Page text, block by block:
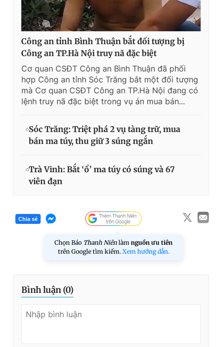
Công an tỉnh Bình Thuận bắt đối tượng bị
Công an TP.Hà Nội truy nã đặc biệt
Cơ quan CSĐT Công an Bình Thuận đã phối
hợp Công an tỉnh Sóc Trăng bắt một đối tượng
mà Cơ quan CSĐT Công an TP.Hà Nội đang có
lệnh truy nã đặc biệt trong vụ án mua bán...
Sóc Trăng: Triệt phá 2 vụ tàng trữ, mua
bán ma túy, thu giữ 3 súng ngắn
Trà Vinh: Bắt ‘ổ’ ma túy có súng và 67
viên đạn
Chia sẻ
Chọn Báo Thanh Niên làm nguồn ưu tiên
trên Google tìm kiếm. Xem hướng dẫn.
Bình luận (0)